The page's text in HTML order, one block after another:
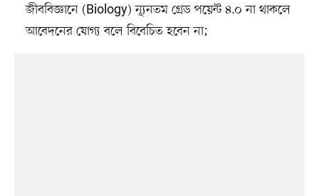
জীববিজ্ঞানে (Biology) ন্যূনতম গ্রেড পয়েন্ট ৪.০ না থাকলে
আবেদনের যোগ্য বলে বিবেচিত হবেন না;